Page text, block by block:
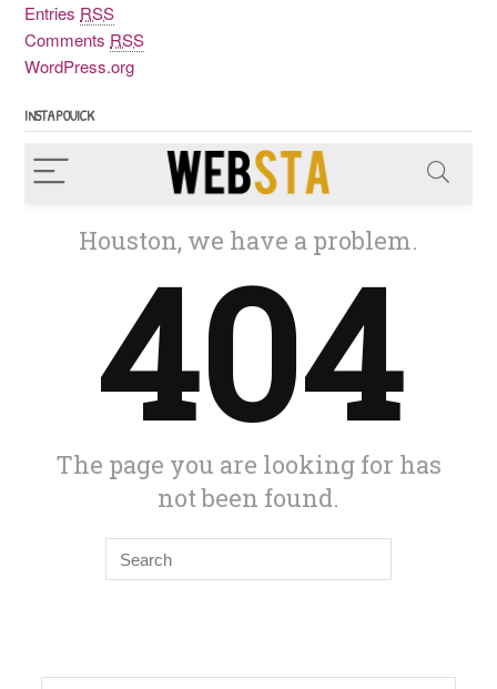
Entries RSS
Comments RSS
WordPress.org
INSTAPOUICK